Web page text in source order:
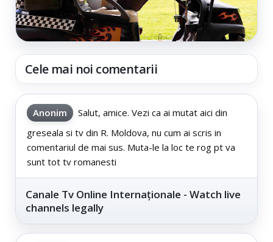
Cele mai noi comentarii
Anonim
Salut, amice. Vezi ca ai mutat aici din
greseala si tv din R. Moldova, nu cum ai scris in
comentariul de mai sus. Muta-le la loc te rog pt va
sunt tot tv romanesti
Canale Tv Online Internaționale - Watch live
channels legally